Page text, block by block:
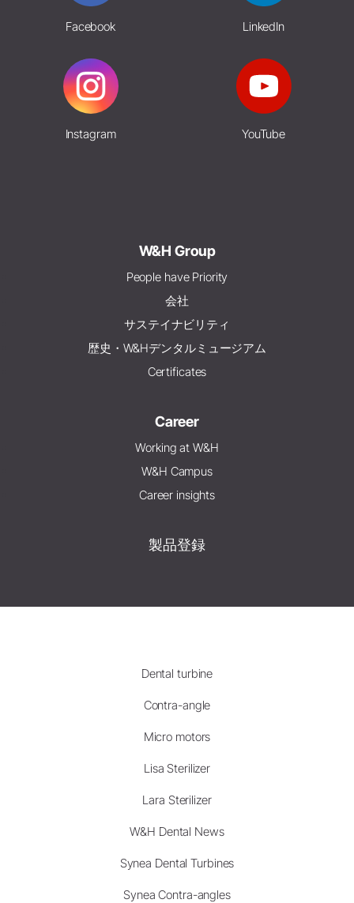
Facebook LinkedIn
Instagram YouTube
W&H Group
People have Priority
会社
サステイナビリティ
歴史・W&Hデンタルミュージアム
Certificates
Career
Working at W&H
W&H Campus
Career insights
製品登録
Dental turbine
Contra-angle
Micro motors
Lisa Sterilizer
Lara Sterilizer
W&H Dental News
Synea Dental Turbines
Synea Contra-angles